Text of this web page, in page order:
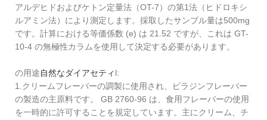
アルデヒドおよびケトン定量法（OT-7）の第1法（ヒドロキシ
ルアミン法）により測定します。採取したサンプル量は500mg
です。計算における等価係数 (e) は 21.52 ですが、これは GT-
10-4 の無極性カラムを使用して決定する必要があります。
の用途自然なダイアセティ l:
1.クリームフレーバーの調製に使用され、ピラジンフレーバー
の製造の主原料です。 GB 2760-96 は、食用フレーバーの使用
を一時的に許可することを規定しています。主にクリーム、チ